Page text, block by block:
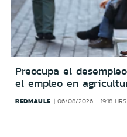
Preocupa el
el empleo en
REDMAULE 06/08/2026 - 19:18 HRS